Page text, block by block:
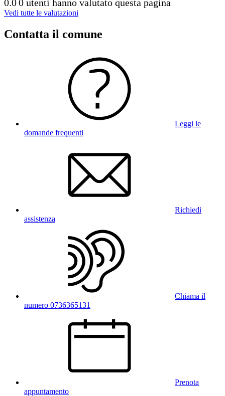
0.00 utenti hanno valutato questa pagina
Vedi tutte le valutazioni
Contatta il comune
Leggi le
domande frequenti
Richiedi
assistenza
Chiama il
numero 0736365131
Prenota
appuntamento